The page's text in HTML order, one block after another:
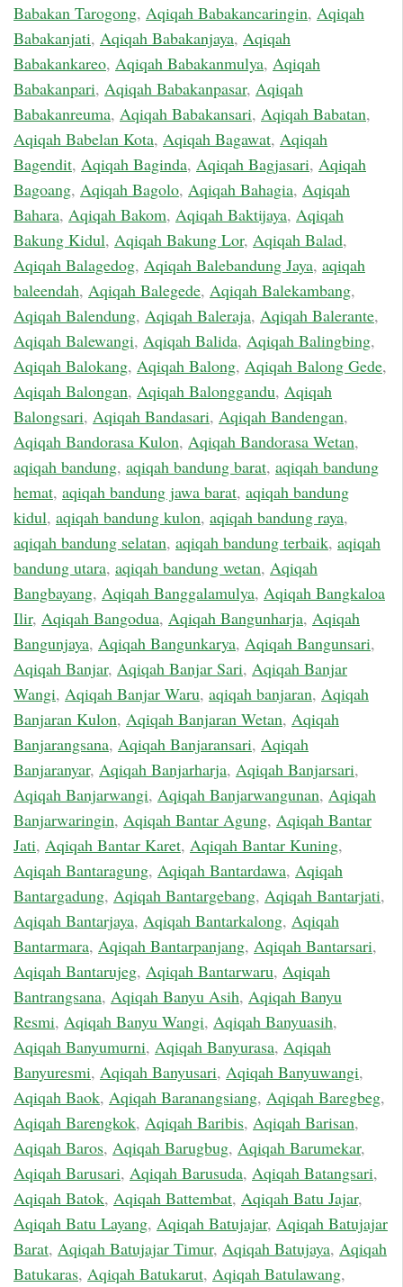
Babakan Tarogong, Aqiqah Babakancaringin, Aqiqah
Babakanjati, Aqiqah Babakanjaya, Aqiqah
Babakankareo, Aqiqah Babakanmulya, Aqiqah
Babakanpari, Aqiqah Babakanpasar, Aqiqah
Babakanreuma, Aqiqah Babakansari, Aqiqah Babatan,
Aqiqah Babelan Kota, Aqiqah Bagawat, Aqiqah
Bagendit, Aqiqah Baginda, Aqiqah Bagjasari, Aqiqah
Bagoang, Aqiqah Bagolo, Aqiqah Bahagia, Aqiqah
Bahara, Aqiqah Bakom, Aqiqah Baktijaya, Aqiqah
Bakung Kidul, Aqiqah Bakung Lor, Aqiqah Balad,
Aqiqah Balagedog, Aqiqah Balebandung Jaya, aqiqah
baleendah, Aqiqah Balegede, Aqiqah Balekambang,
Aqiqah Balendung, Aqiqah Baleraja, Aqiqah Balerante,
Aqiqah Balewangi, Aqiqah Balida, Aqiqah Balingbing,
Aqiqah Balokang, Aqiqah Balong, Aqiqah Balong Gede,
Aqiqah Balongan, Aqiqah Balonggandu, Aqiqah
Balongsari, Aqiqah Bandasari, Aqiqah Bandengan,
Aqiqah Bandorasa Kulon, Aqiqah Bandorasa Wetan,
aqiqah bandung, aqiqah bandung barat, aqiqah bandung
hemat, aqiqah bandung jawa barat, aqiqah bandung
kidul, aqiqah bandung kulon, aqiqah bandung raya,
aqiqah bandung selatan, aqiqah bandung terbaik, aqiqah
bandung utara, aqiqah bandung wetan, Aqiqah
Bangbayang, Aqiqah Banggalamulya, Aqiqah Bangkaloa
Ilir, Aqiqah Bangodua, Aqiqah Bangunharja, Aqiqah
Bangunjaya, Aqiqah Bangunkarya, Aqiqah Bangunsari,
Aqiqah Banjar, Aqiqah Banjar Sari, Aqiqah Banjar
Wangi, Aqiqah Banjar Waru, aqiqah banjaran, Aqiqah
Banjaran Kulon, Aqiqah Banjaran Wetan, Aqiqah
Banjarangsana, Aqiqah Banjaransari, Aqiqah
Banjaranyar, Aqiqah Banjarharja, Aqiqah Banjarsari,
Aqiqah Banjarwangi, Aqiqah Banjarwangunan, Aqiqah
Banjarwaringin, Aqiqah Bantar Agung, Aqiqah Bantar
Jati, Aqiqah Bantar Karet, Aqiqah Bantar Kuning,
Aqiqah Bantaragung, Aqiqah Bantardawa, Aqiqah
Bantargadung, Aqiqah Bantargebang, Aqiqah Bantarjati,
Aqiqah Bantarjaya, Aqiqah Bantarkalong, Aqiqah
Bantarmara, Aqiqah Bantarpanjang, Aqiqah Bantarsari,
Aqiqah Bantarujeg, Aqiqah Bantarwaru, Aqiqah
Bantrangsana, Aqiqah Banyu Asih, Aqiqah Banyu
Resmi, Aqiqah Banyu Wangi, Aqiqah Banyuasih,
Aqiqah Banyumurni, Aqiqah Banyurasa, Aqiqah
Banyuresmi, Aqiqah Banyusari, Aqiqah Banyuwangi,
Aqiqah Baok, Aqiqah Baranangsiang, Aqiqah Baregbeg,
Aqiqah Barengkok, Aqiqah Baribis, Aqiqah Barisan,
Aqiqah Baros, Aqiqah Barugbug, Aqiqah Barumekar,
Aqiqah Barusari, Aqiqah Barusuda, Aqiqah Batangsari,
Aqiqah Batok, Aqiqah Battembat, Aqiqah Batu Jajar,
Aqiqah Batu Layang, Aqiqah Batujajar, Aqiqah Batujajar
Barat, Aqiqah Batujajar Timur, Aqiqah Batujaya, Aqiqah
Batukaras, Aqiqah Batukarut, Aqiqah Batulawang,